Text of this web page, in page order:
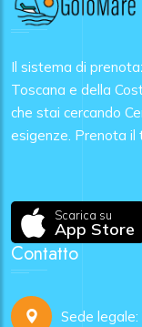
Il sistema di
Toscana e della
che stai cercando
esigenze. Prenota il
Scarica su
App Store
Contatto
Sede